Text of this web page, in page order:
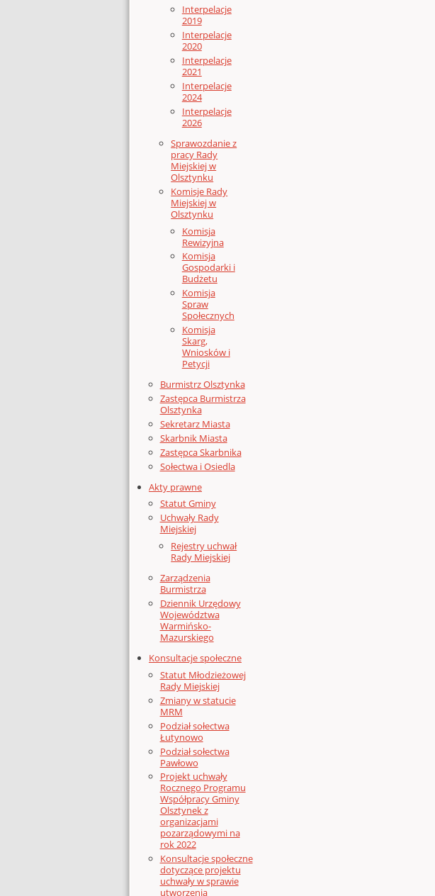
Interpelacje
2019
Interpelacje
2020
Interpelacje
2021
Interpelacje
2024
Interpelacje
2026
Sprawozdanie z
pracy Rady
Miejskiej w
Olsztynku
Komisje Rady
Miejskiej w
Olsztynku
Komisja
Rewizyjna
Komisja
Gospodarki i
Budżetu
Komisja
Spraw
Społecznych
Komisja
Skarg,
Wniosków i
Petycji
Burmistrz Olsztynka
Zastępca Burmistrza
Olsztynka
Sekretarz Miasta
Skarbnik Miasta
Zastępca Skarbnika
Sołectwa i Osiedla
Akty prawne
Statut Gminy
Uchwały Rady
Miejskiej
Rejestry uchwał
Rady Miejskiej
Zarządzenia
Burmistrza
Dziennik Urzędowy
Województwa
Warmińsko-
Mazurskiego
Konsultacje społeczne
Statut Młodzieżowej
Rady Miejskiej
Zmiany w statucie
MRM
Podział sołectwa
Łutynowo
Podział sołectwa
Pawłowo
Projekt uchwały
Rocznego Programu
Współpracy Gminy
Olsztynek z
organizacjami
pozarządowymi na
rok 2022
Konsultacje społeczne
dotyczące projektu
uchwały w sprawie
utworzenia